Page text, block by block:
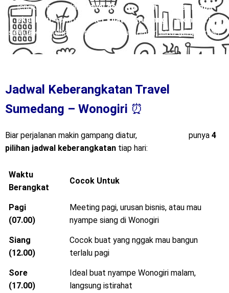
lengkap mulai dari
travel door to door,
charter mobil
eksklusif, sampai paket kilat Sumedang – Wonogiri,
semua kebutuhanmu bisa terpenuhi dalam satu genggaman.
Jadwal Keberangkatan Travel
Sumedang – Wonogiri ⏰
Biar perjalanan makin gampang diatur, punya 4
pilihan jadwal keberangkatan tiap hari:
Waktu
Berangkat
Cocok Untuk
Pagi
(07.00)
Meeting pagi, urusan bisnis, atau mau
nyampe siang di Wonogiri
Siang
(12.00)
Cocok buat yang nggak mau bangun
terlalu pagi
Sore
(17.00)
Ideal buat nyampe Wonogiri malam,
langsung istirahat